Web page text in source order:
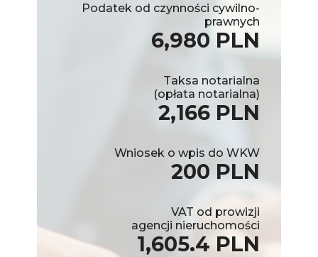
Podatek od czynności cywilno-
prawnych
6,980 PLN
Taksa notarialna
(opłata notarialna)
2,166 PLN
Wniosek o wpis do WKW
200 PLN
VAT od prowizji
agencji nieruchomości
1,605.4 PLN